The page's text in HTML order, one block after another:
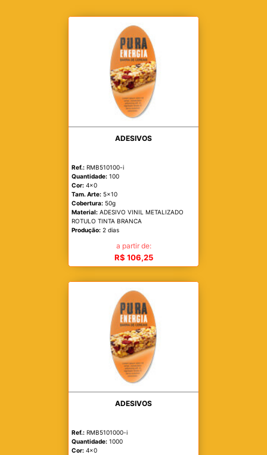
ADESIVOS
Ref.: RMB510100-i
Quantidade: 100
Cor: 4x0
Tam. Arte: 5x10
Cobertura: 50g
Material: ADESIVO VINIL METALIZADO
ROTULO TINTA BRANCA
Produção: 2 dias
a partir de:
R$ 106,25
ADESIVOS
Ref.: RMB5101000-i
Quantidade: 1000
Cor: 4x0